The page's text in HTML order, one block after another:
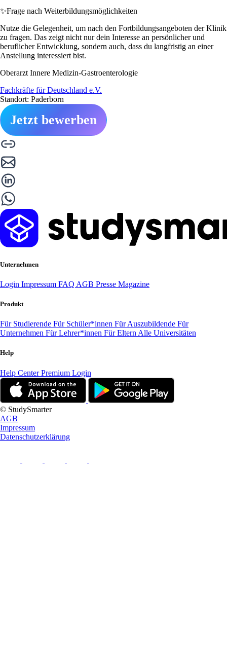
✨Frage nach Weiterbildungsmöglichkeiten
Nutze die Gelegenheit, um nach den Fortbildungsangeboten der Klinik
zu fragen. Das zeigt nicht nur dein Interesse an persönlicher und
beruflicher Entwicklung, sondern auch, dass du langfristig an einer
Anstellung interessiert bist.
Oberarzt Innere Medizin-Gastroenterologie
Fachkräfte für Deutschland e.V.
Standort: Paderborn
Jetzt bewerben
Unternehmen
Login Impressum FAQ AGB Presse Magazine
Produkt
Für Studierende Für Schüler*innen Für Auszubildende Für
Unternehmen Für Lehrer*innen Für Eltern Alle Universitäten
Help
Help CenterPremium Login
© StudySmarter
AGB
Impressum
Datenschutzerklärung